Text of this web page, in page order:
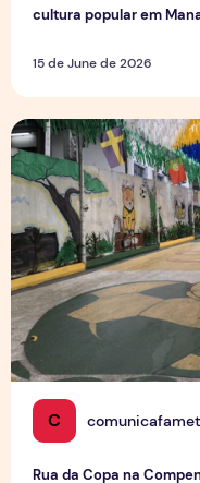
cultura popular em
15 de June de 2026
C
Rua da Copa na
Rua da Copa na